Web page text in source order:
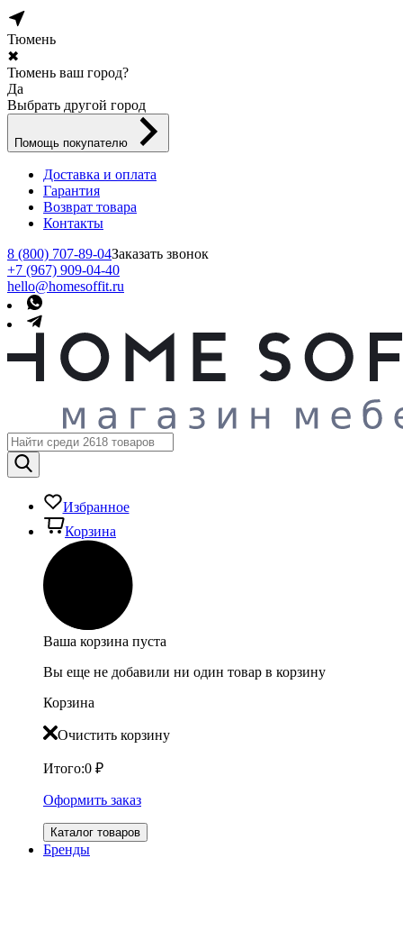
Тюмень
✖
Тюмень ваш город?
Да
Выбрать другой город
Помощь покупателю
Доставка и оплата
Гарантия
Возврат товара
Контакты
8 (800) 707-89-04Заказать звонок
+7 (967) 909-04-40
hello@homesoffit.ru
Избранное
Корзина
Ваша корзина пуста
Вы еще не добавили ни один товар в корзину
Корзина
Очистить корзину
Итого:0 ₽
Оформить заказ
Каталог товаров
Бренды